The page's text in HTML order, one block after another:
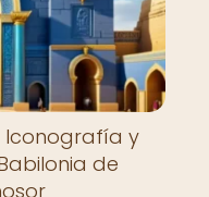
Iconografía y
de